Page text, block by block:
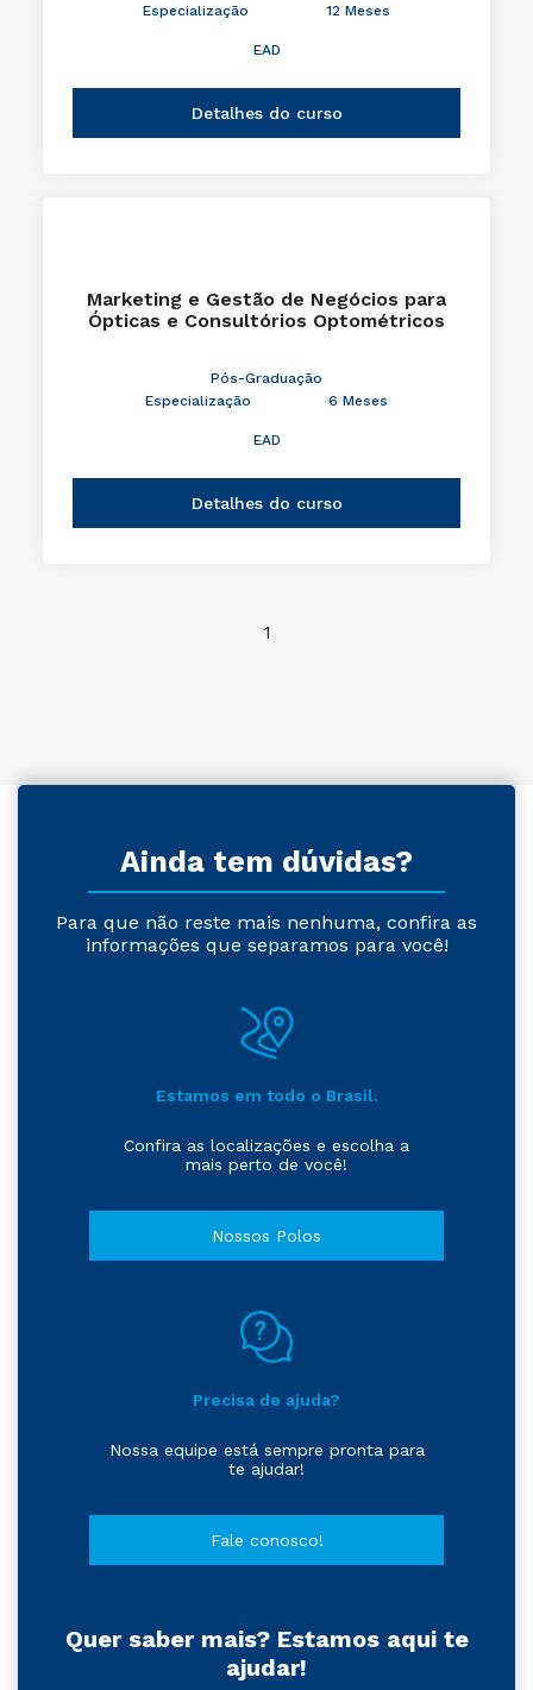
Especialização
12 Meses
EAD
Detalhes do curso
Marketing e Gestão de Negócios para
Ópticas e Consultórios Optométricos
Pós-Graduação
Especialização
6 Meses
EAD
Detalhes do curso
1
Ainda tem dúvidas?
Para que não reste mais nenhuma, confira as
informações que separamos para você!
Estamos em todo o Brasil.
Confira as localizações e escolha a
mais perto de você!
Nossos Polos
Precisa de ajuda?
Nossa equipe está sempre pronta para
te ajudar!
Fale conosco!
Quer saber mais? Estamos aqui te
ajudar!